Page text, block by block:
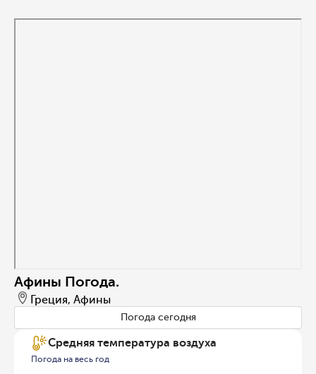
Афины Погода.
Греция, Афины
Погода сегодня
Средняя температура воздуха
Погода на весь год